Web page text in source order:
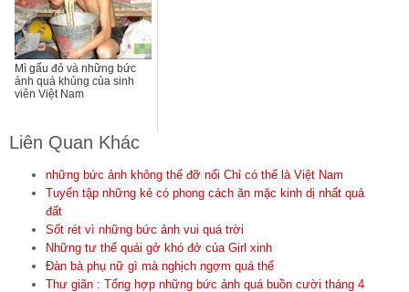
Mì gấu đỏ và những bức
ảnh quá khủng của sinh
viên Việt Nam
Liên Quan Khác
những bức ảnh không thể đỡ nổi Chỉ có thể là Việt Nam
Tuyển tập những kẻ có phong cách ăn mặc kinh dị nhất quả
đất
Sốt rét vì những bức ảnh vui quá trời
Những tư thế quái gở khó đở của Girl xinh
Đàn bà phụ nữ gì mà nghịch ngợm quá thể
Thư giãn : Tổng hợp những bức ảnh quá buồn cười tháng 4